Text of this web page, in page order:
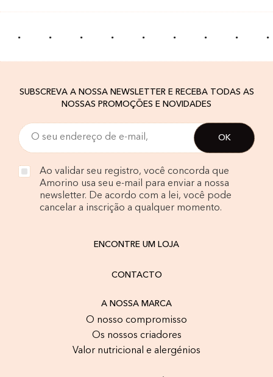
· · · · · · · · ·
SUBSCREVA A NOSSA NEWSLETTER E RECEBA TODAS AS
NOSSAS PROMOÇÕES E NOVIDADES
Ao validar seu registro, você concorda que
Amorino usa seu e-mail para enviar a nossa
newsletter. De acordo com a lei, você pode
cancelar a inscrição a qualquer momento.
ENCONTRE UM LOJA
CONTACTO
A NOSSA MARCA
O nosso compromisso
Os nossos criadores
Valor nutricional e alergénios